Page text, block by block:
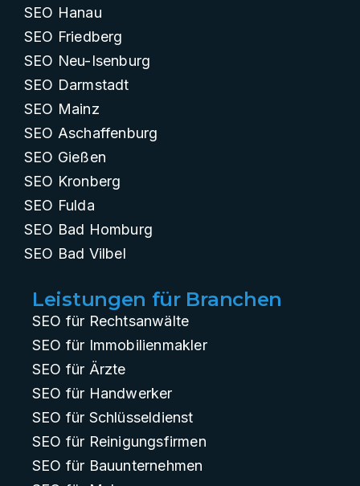
SEO Hanau
SEO Friedberg
SEO Neu-Isenburg
SEO Darmstadt
SEO Mainz
SEO Aschaffenburg
SEO Gießen
SEO Kronberg
SEO Fulda
SEO Bad Homburg
SEO Bad Vilbel
Leistungen für Branchen
SEO für Rechtsanwälte
SEO für Immobilienmakler
SEO für Ärzte
SEO für Handwerker
SEO für Schlüsseldienst
SEO für Reinigungsfirmen
SEO für Bauunternehmen